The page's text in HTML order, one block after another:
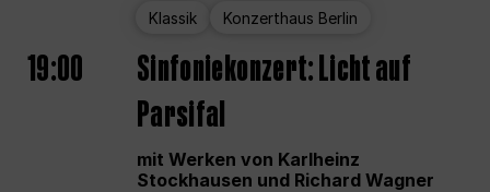
Klassik Konzerthaus Berlin
19:00
Sinfoniekonzert: Licht auf
Parsifal
mit Werken von Karlheinz
Stockhausen und Richard Wagner